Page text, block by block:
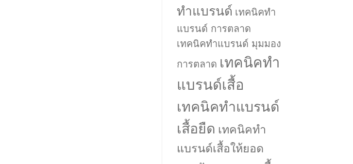
ทำแบรนด์ เทคนิคทำ
แบรนด์ การตลาด
เทคนิคทำแบรนด์ มุมมอง
การตลาด เทคนิคทำ
แบรนด์เสื้อ
เทคนิคทำแบรนด์
เสื้อยืด เทคนิคทำ
แบรนด์เสื้อให้ยอด